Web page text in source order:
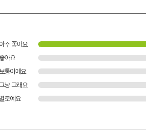
아주 좋아요
좋아요
보통이에요
그냥 그래요
별로예요